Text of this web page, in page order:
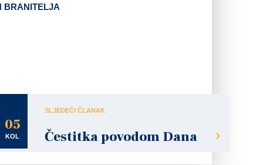
BRANITELJA
05
KOL
SLJEDEĆI ČLANAK
Čestitka povodom Dana